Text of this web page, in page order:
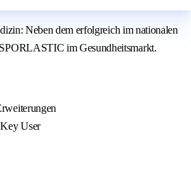
Neben dem erfolgreich im nationalen
im Gesundheitsmarkt.
User